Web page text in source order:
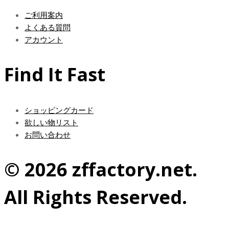
ご利用案内
よくある質問
アカウント
Find It Fast
ショッピングカード
欲しい物リスト
お問い合わせ
© 2026 zffactory.net.
All Rights Reserved.